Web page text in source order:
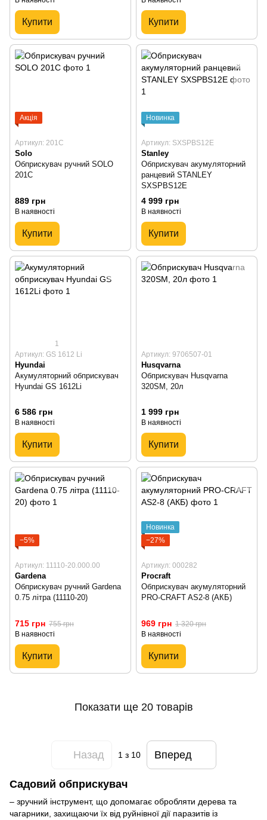
Купити Купити
Акція
Артикул: 201C
Solo
Обприскувач ручний SOLO
201C
889 грн
В наявності
Купити
Новинка
Артикул: SXSPBS12E
Stanley
Обприскувач акумуляторний
ранцевий STANLEY
SXSPBS12E
4 999 грн
В наявності
Купити
1
Артикул: GS 1612 Li
Hyundai
Акумуляторний обприскувач
Hyundai GS 1612Li
6 586 грн
В наявності
Купити
Артикул: 9706507-01
Husqvarna
Обприскувач Husqvarna
320SM, 20л
1 999 грн
В наявності
Купити
−5%
Артикул: 11110-20.000.00
Gardena
Обприскувач ручний Gardena
0.75 літра (11110-20)
715 грн 755 грн
В наявності
Купити
Новинка
−27%
Артикул: 000282
Procraft
Обприскувач акумуляторний
PRO-CRAFT AS2-8 (АКБ)
969 грн 1 320 грн
В наявності
Купити
Показати ще 20 товарів
Назад 1 з 10 Вперед
Садовий обприскувач
– зручний інструмент, що допомагає обробляти дерева та
чагарники, захищаючи їх від руйнівної дії паразитів із